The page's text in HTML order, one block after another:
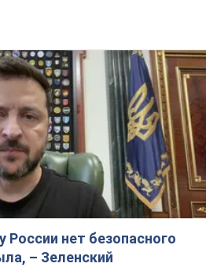
России нет безопасного
– Зеленский